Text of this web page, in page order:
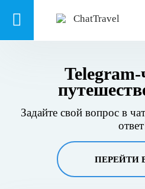
Задайте свой вопрос в
ПЕРЕЙТИ